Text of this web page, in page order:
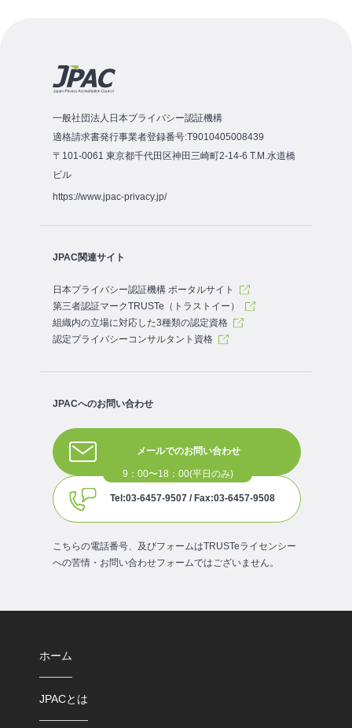
一般社団法人日本プライバシー認証機構
適格請求書発行事業者登録番号:T9010405008439
〒101-0061 東京都千代田区神田三崎町2-14-6 T.M.水道橋
ビル
https://www.jpac-privacy.jp/
JPAC関連サイト
日本プライバシー認証機構 ポータルサイト
第三者認証マークTRUSTe（トラストイー）
組織内の立場に対応した3種類の認定資格
認定プライバシーコンサルタント資格
JPACへのお問い合わせ
メールでのお問い合わせ
Tel:03-6457-9507 / Fax:03-6457-9508
こちらの電話番号、及びフォームはTRUSTeライセンシー
への苦情・お問い合わせフォームではございません。
ホーム
JPACとは